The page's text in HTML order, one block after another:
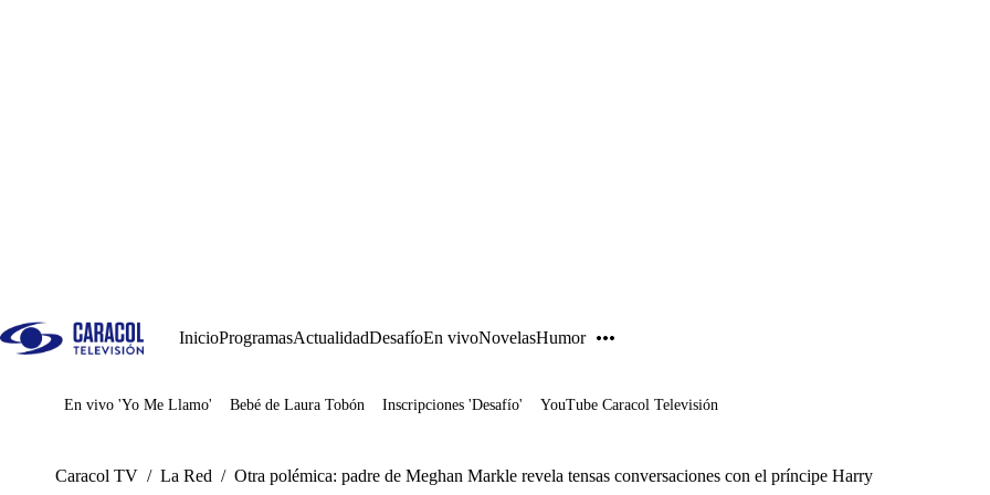
InicioProgramasActualidadDesafíoEn vivoNovelasHumor
Juegos
En vivo 'Yo Me Llamo' Bebé de Laura Tobón Inscripciones 'Desafío' YouTube Caracol Televisión
Caracol TV / La Red / Otra polémica: padre de Meghan Markle revela tensas conversaciones con el príncipe Harry